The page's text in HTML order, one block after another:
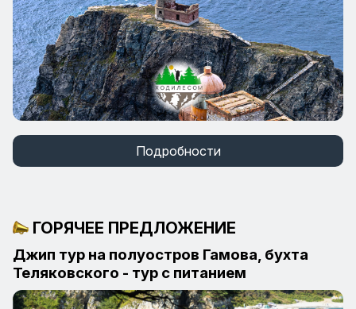
Подробности
ГОРЯЧЕЕ ПРЕДЛОЖЕНИЕ
Джип тур на полуостров Гамова, бухта
Теляковского - тур с питанием